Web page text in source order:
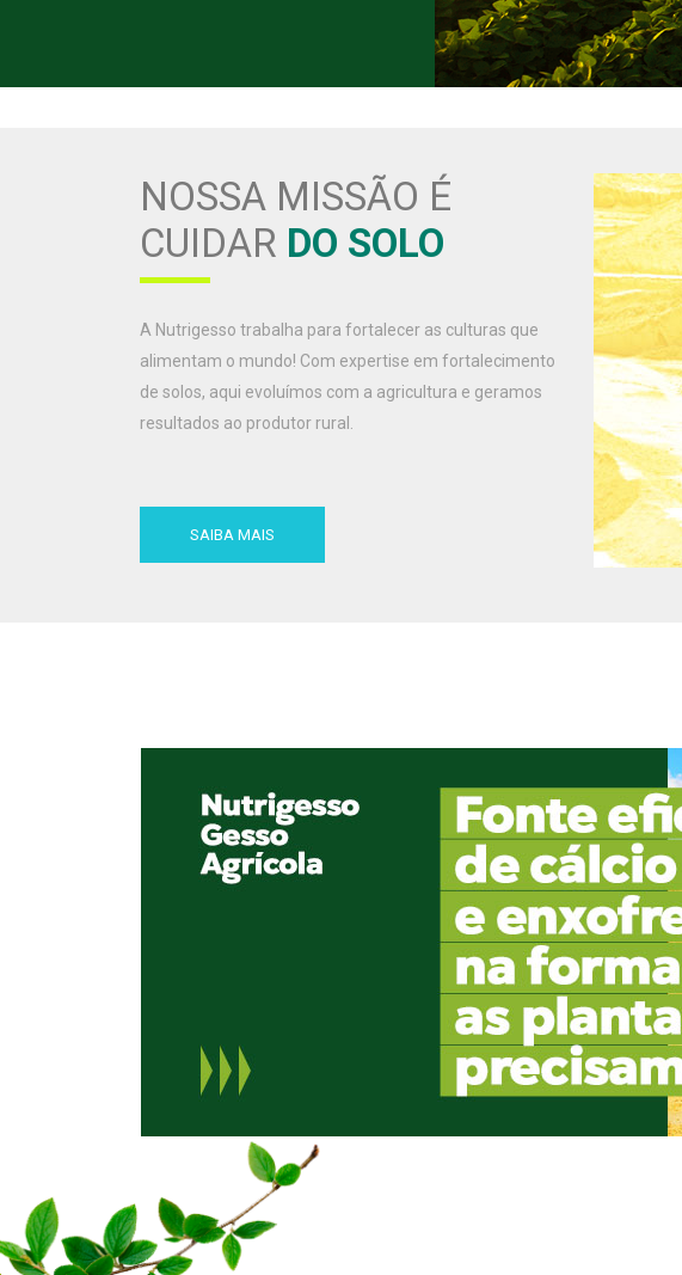
NOSSA MISSÃO É
CUIDAR DO SOLO
A Nutrigesso trabalha para fortalecer as culturas que
alimentam o mundo! Com expertise em fortalecimento
de solos, aqui evoluímos com a agricultura e geramos
resultados ao produtor rural.
SAIBA MAIS